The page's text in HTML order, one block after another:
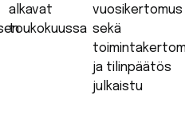
alkavat
toukokuussa
vuosikertomus
sekä
ja tilinpäätös
julkaistu